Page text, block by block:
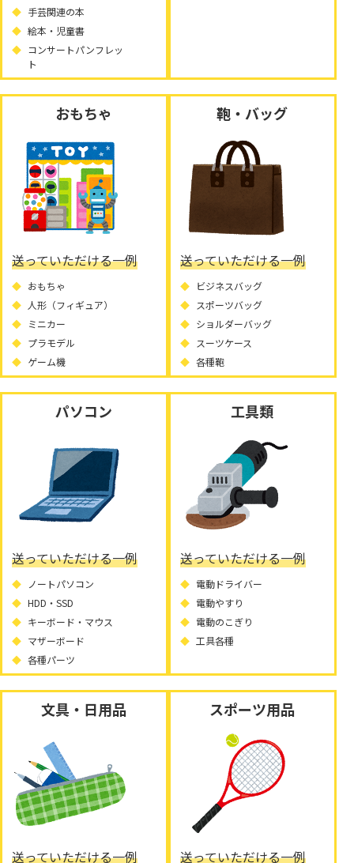
手芸関連の本
絵本・児童書
コンサートパンフレッ
ト
おもちゃ
送っていただける一例
おもちゃ
人形（フィギュア）
ミニカー
プラモデル
ゲーム機
鞄・バッグ
送っていただける一例
ビジネスバッグ
スポーツバッグ
ショルダーバッグ
スーツケース
各種鞄
パソコン
送っていただける一例
ノートパソコン
HDD・SSD
キーボード・マウス
マザーボード
各種パーツ
工具類
送っていただける一例
電動ドライバー
電動やすり
電動のこぎり
工具各種
文具・日用品
送っていただける一例
スポーツ用品
送っていただける一例